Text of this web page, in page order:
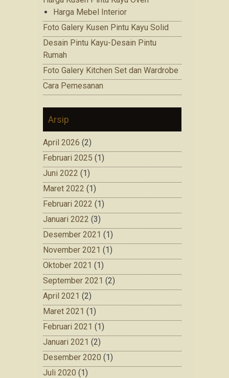
Harga Mebel Interior
Foto Galery Kusen Pintu Kayu Solid
Desain Pintu Kayu-Desain Pintu
Rumah
Foto Galery Kitchen Set dan Wardrobe
Cara Pemesanan
Arsip
April 2026 (2)
Februari 2025 (1)
Juni 2022 (1)
Maret 2022 (1)
Februari 2022 (1)
Januari 2022 (3)
Desember 2021 (1)
November 2021 (1)
Oktober 2021 (1)
September 2021 (2)
April 2021 (2)
Maret 2021 (1)
Februari 2021 (1)
Januari 2021 (2)
Desember 2020 (1)
Juli 2020 (1)